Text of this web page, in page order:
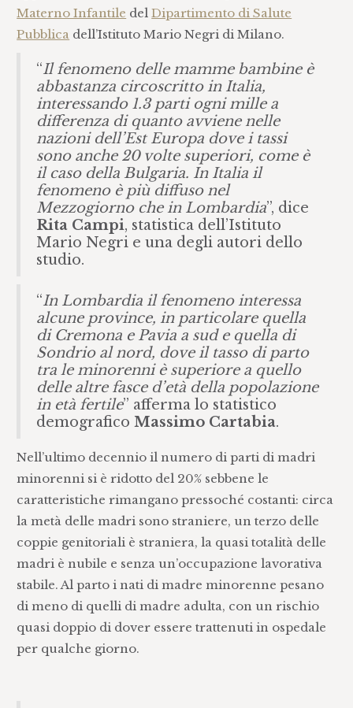
Materno Infantile delDipartimento di Salute
Pubblica dell’Istituto Mario Negri di Milano.
“Il fenomeno delle mamme bambine è
abbastanza circoscritto in Italia,
interessando 1.3 parti ogni mille a
differenza di quanto avviene nelle
nazioni dell’Est Europa dove i tassi
sono anche 20 volte superiori, come è
il caso della Bulgaria. In Italia il
fenomeno è più diffuso nel
Mezzogiorno che in Lombardia”, dice
Rita Campi, statistica dell’Istituto
Mario Negri e una degli autori dello
studio.
“In Lombardia il fenomeno interessa
alcune province, in particolare quella
di Cremona e Pavia a sud e quella di
Sondrio al nord, dove il tasso di parto
tra le minorenni è superiore a quello
delle altre fasce d’età della popolazione
in età fertile” afferma lo statistico
demograficoMassimo Cartabia.
Nell’ultimo decennio il numero di parti di madri
minorenni si è ridotto del 20% sebbene le
caratteristiche rimangano pressoché costanti: circa
la metà delle madri sono straniere, un terzo delle
coppie genitoriali è straniera, la quasi totalità delle
madri è nubile e senza un’occupazione lavorativa
stabile. Al parto i nati di madre minorenne pesano
di meno di quelli di madre adulta, con un rischio
quasi doppio di dover essere trattenuti in ospedale
per qualche giorno.